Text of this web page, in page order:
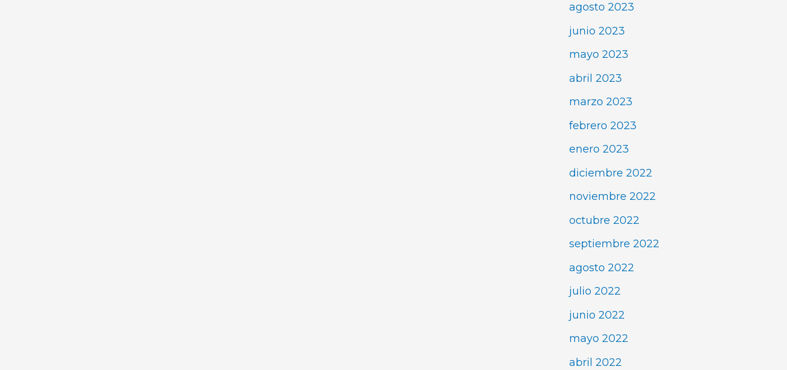
agosto 2023
junio 2023
mayo 2023
abril 2023
marzo 2023
febrero 2023
enero 2023
diciembre 2022
noviembre 2022
octubre 2022
septiembre 2022
agosto 2022
julio 2022
junio 2022
mayo 2022
abril 2022